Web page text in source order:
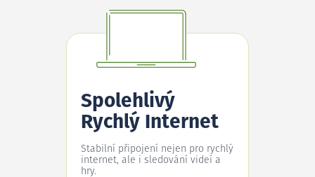
Spolehlivý
Rychlý Internet
Stabilní připojení nejen pro rychlý
internet, ale i sledování videí a
hry.